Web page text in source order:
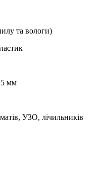
та вологи)
мм
УЗО, лічильників